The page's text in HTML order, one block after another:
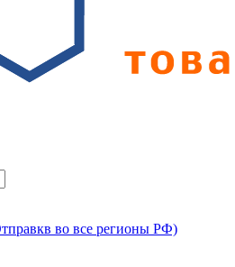
во все регионы РФ)